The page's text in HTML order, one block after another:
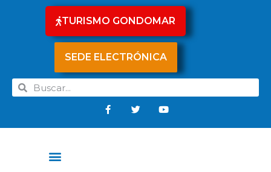
TURISMO GONDOMAR
SEDE ELECTRÓNICA